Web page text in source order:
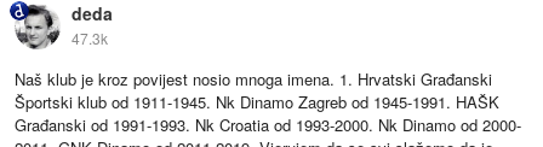
deda
47.3k
Naš klub je kroz povijest nosio mnoga imena. 1. Hrvatski Građanski
Športski klub od 1911-1945. Nk Dinamo Zagreb od 1945-1991. HAŠK
Građanski od 1991-1993. Nk Croatia od 1993-2000. Nk Dinamo od 2000-